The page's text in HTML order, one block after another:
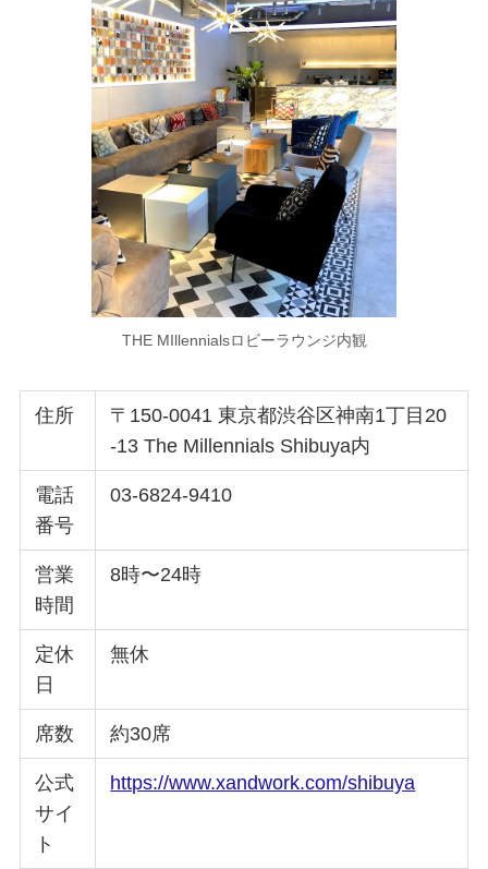
THE MIllennialsロビーラウンジ内観
住所
〒150-0041 東京都渋谷区神南1丁目20
-13 The Millennials Shibuya内
電話
番号
03-6824-9410
営業
時間
8時〜24時
定休
日
無休
席数 約30席
公式
サイ
ト
https://www.xandwork.com/shibuya